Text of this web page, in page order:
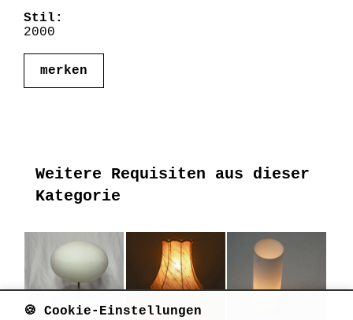
Stil:
2000
merken
Weitere Requisiten aus dieser
Kategorie
🍪 Cookie-Einstellungen